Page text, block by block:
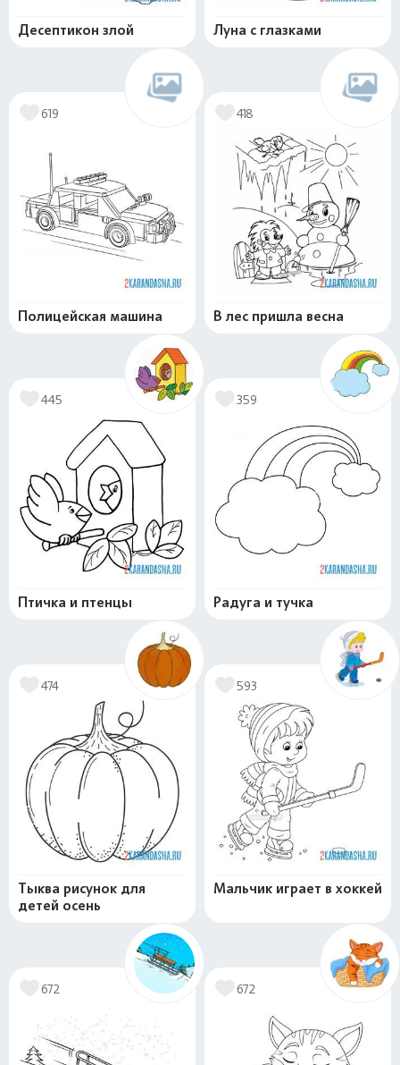
Десептикон злой Луна с глазками
619
Полицейская машина
418
В лес пришла весна
445
Птичка и птенцы
359
Радуга и тучка
474
Тыква рисунок для
детей осень
593
Мальчик играет в хоккей
672 672